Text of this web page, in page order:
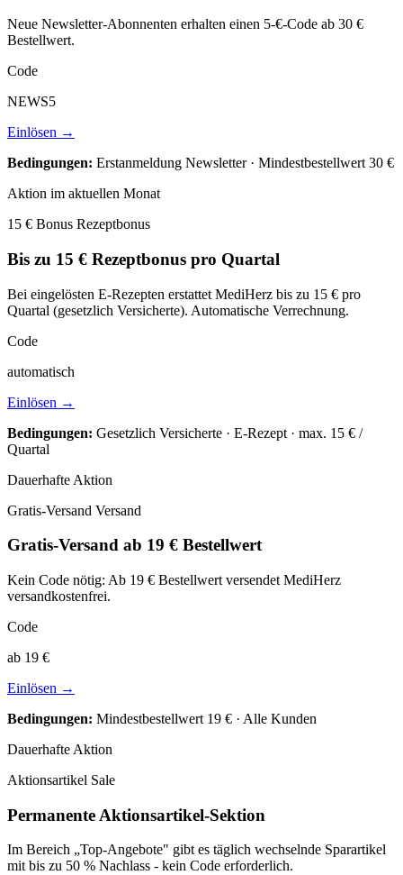
Neue Newsletter-Abonnenten erhalten einen 5-€-Code ab 30 €
Bestellwert.
Code
NEWS5
Einlösen →
Bedingungen: Erstanmeldung Newsletter · Mindestbestellwert 30 €
Aktion im aktuellen Monat
15 € Bonus Rezeptbonus
Bis zu 15 € Rezeptbonus pro Quartal
Bei eingelösten E-Rezepten erstattet MediHerz bis zu 15 € pro
Quartal (gesetzlich Versicherte). Automatische Verrechnung.
Code
automatisch
Einlösen →
Bedingungen: Gesetzlich Versicherte · E-Rezept · max. 15 € /
Quartal
Dauerhafte Aktion
Gratis-Versand Versand
Gratis-Versand ab 19 € Bestellwert
Kein Code nötig: Ab 19 € Bestellwert versendet MediHerz
versandkostenfrei.
Code
ab 19 €
Einlösen →
Bedingungen: Mindestbestellwert 19 € · Alle Kunden
Dauerhafte Aktion
Aktionsartikel Sale
Permanente Aktionsartikel-Sektion
Im Bereich „Top-Angebote" gibt es täglich wechselnde Sparartikel
mit bis zu 50 % Nachlass - kein Code erforderlich.